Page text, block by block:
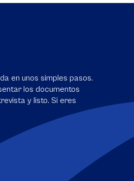
en unos simples pasos.
los documentos
y listo. Si eres